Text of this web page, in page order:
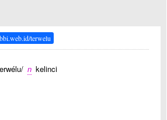
terwelu
n kelinci